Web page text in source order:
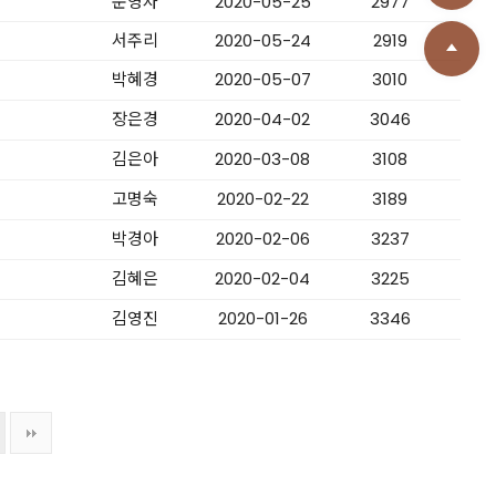
서주리 2020-05-24
2919
박혜경 2020-05-07
3010
장은경 2020-04-02
3046
김은아 2020-03-08
3108
고명숙 2020-02-22
3189
박경아 2020-02-06
3237
김혜은 2020-02-04
3225
김영진 2020-01-26 3346